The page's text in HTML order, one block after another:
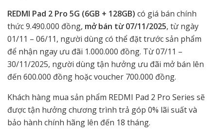
REDMI Pad 2 Pro 5G (6GB + 128GB) có giá bán chính
thức 9.490.000 đồng, mở bán từ 07/11/2025, từ ngày
01/11 – 06/11, người dùng có thể đặt trước sản phẩm
để nhận ngay ưu đãi 1.000.000 đồng. Từ 07/11 –
30/11/2025, người dùng tận hưởng ưu đãi mở bán lên
đến 600.000 đồng hoặc voucher 700.000 đồng.
Khách hàng mua sản phẩm REDMI Pad 2 Pro Series sẽ
được tận hưởng chương trình trả góp 0% lãi suất và
bảo hành chính hãng lên đến 18 tháng.